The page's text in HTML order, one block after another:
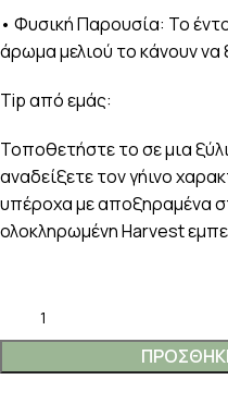
• Φυσική Παρουσία: Το
άρωμα μελιού το κάνουν να
Tip από εμάς:
Τοποθετήστε το σε μια
αναδείξετε τον γήινο
υπέροχα με αποξηραμένα
ολοκληρωμένη Harvest